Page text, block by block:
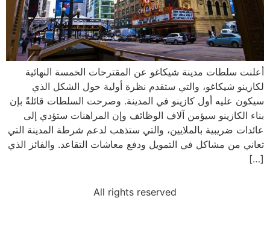
أعلنت سلطات مدينة شيكاغو عن المقترحات الخمسة النهائية
لكازينو شيكاغو، والتي ستقدم نظرة أولية حول الشكل الذي
سيكون عليه أول كازينو في المدينة. وصرحت السلطات قائلةً بإن
بناء الكازينو سيؤمن آلاف الوظائف وإن المراهنات ستؤدي إلى
عائدات ضريبية بالملايين، والتي ستذهب لدعم شرطة المدينة التي
تعاني من مشاكل في التمويل ودفع معاشات التقاعد. والفائز الذي
[…]
All rights reserved